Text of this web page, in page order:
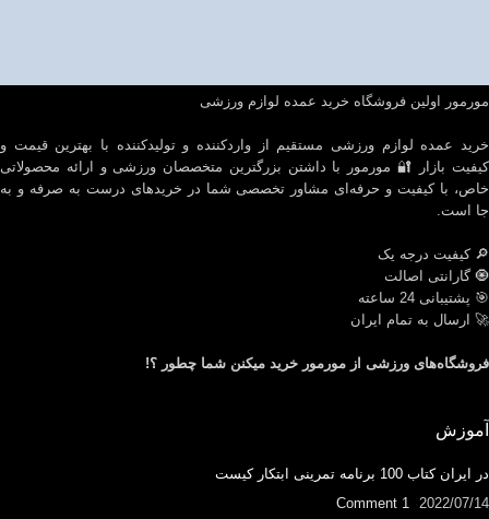
مورمور اولین فروشگاه خرید عمده لوازم ورزشی
خرید عمده لوازم ورزشی مستقیم از واردکننده و تولیدکننده با بهترین قیمت و
کیفیت بازار 🔐 مورمور با داشتن بزرگترین متخصصان ورزشی و ارائه محصولاتی
خاص، با کیفیت و حرفه‌ای مشاور تخصصی شما در خریدهای درست به صرفه و به
جا است.
🔎 کیفیت درجه یک
🧿 گارانتی اصالت
🎯 پشتیبانی 24 ساعته
🚀 ارسال به تمام ایران
فروشگاه‌های ورزشی از مورمور خرید میکنن شما چطور ؟!
آموزش
در ایران کتاب 100 برنامه تمرینی ابتکار کیست
2022/07/14
1 Comment